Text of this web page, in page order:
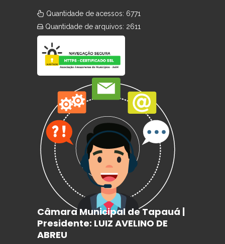
Quantidade de acessos: 6771
Quantidade de arquivos: 2611
Câmara Municipal de Tapauá |
Presidente: LUIZ AVELINO DE
ABREU